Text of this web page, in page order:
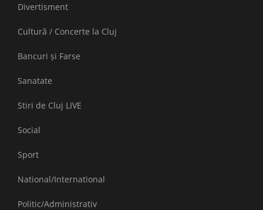
Divertisment
Cultură / Concerte la Cluj
Bancuri și Farse
Sanatate
Stiri de Cluj LIVE
Social
Sport
National/International
Politic/Administrativ